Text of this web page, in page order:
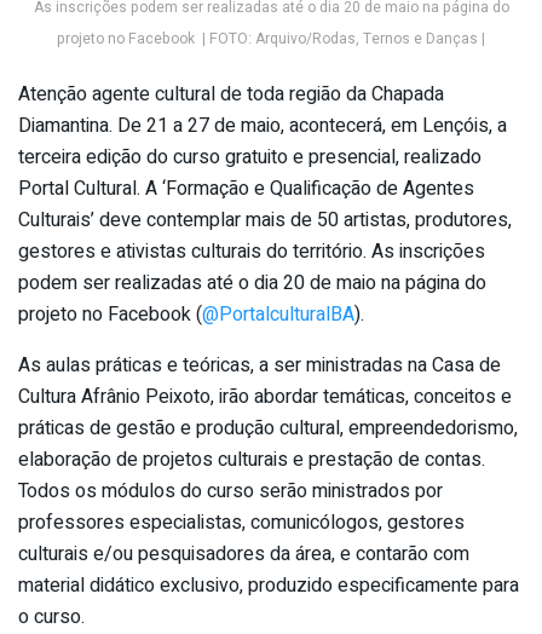
As inscrições podem ser realizadas até o dia 20 de maio na página do
projeto no Facebook | FOTO: Arquivo/Rodas, Ternos e Danças |
Atenção agente cultural de toda região da Chapada
Diamantina. De 21 a 27 de maio, acontecerá, em Lençóis, a
terceira edição do curso gratuito e presencial, realizado
Portal Cultural. A ‘Formação e Qualificação de Agentes
Culturais’ deve contemplar mais de 50 artistas, produtores,
gestores e ativistas culturais do território. As inscrições
podem ser realizadas até o dia 20 de maio na página do
projeto no Facebook (@PortalculturalBA).
As aulas práticas e teóricas, a ser ministradas na Casa de
Cultura Afrânio Peixoto, irão abordar temáticas, conceitos e
práticas de gestão e produção cultural, empreendedorismo,
elaboração de projetos culturais e prestação de contas.
Todos os módulos do curso serão ministrados por
professores especialistas, comunicólogos, gestores
culturais e/ou pesquisadores da área, e contarão com
material didático exclusivo, produzido especificamente para
o curso.